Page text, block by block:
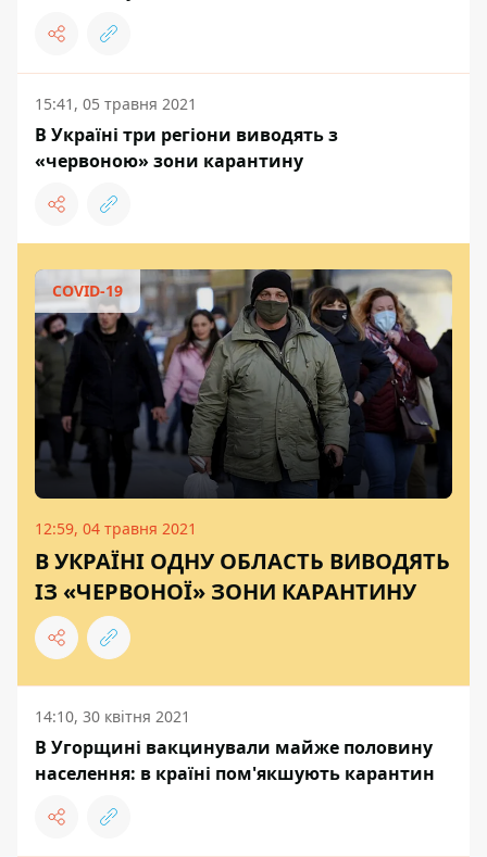
15:41, 05 травня 2021
В Україні три регіони виводять з
«червоною» зони карантину
COVID-19
12:59, 04 травня 2021
В УКРАЇНІ ОДНУ ОБЛАСТЬ ВИВОДЯТЬ
ІЗ «ЧЕРВОНОЇ» ЗОНИ КАРАНТИНУ
14:10, 30 квітня 2021
В Угорщині вакцинували майже половину
населення: в країні пом'якшують карантин